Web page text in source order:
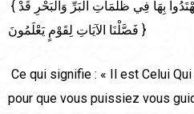
{ وَهُوَ الَّذِي جَعَلَ لَكُمُ النُّجُومَ لِتَهْتَدُواْ بِهَا فِي ظُلُمَاتِ الْبَرِّ وَالْبَحْرِ قَدْ
فَصَّلْنَا الآيَاتِ لِقَوْمٍ يَعْلَمُونَ }
Ce qui signifie : « Il est Celui
pour que vous puissiez vous